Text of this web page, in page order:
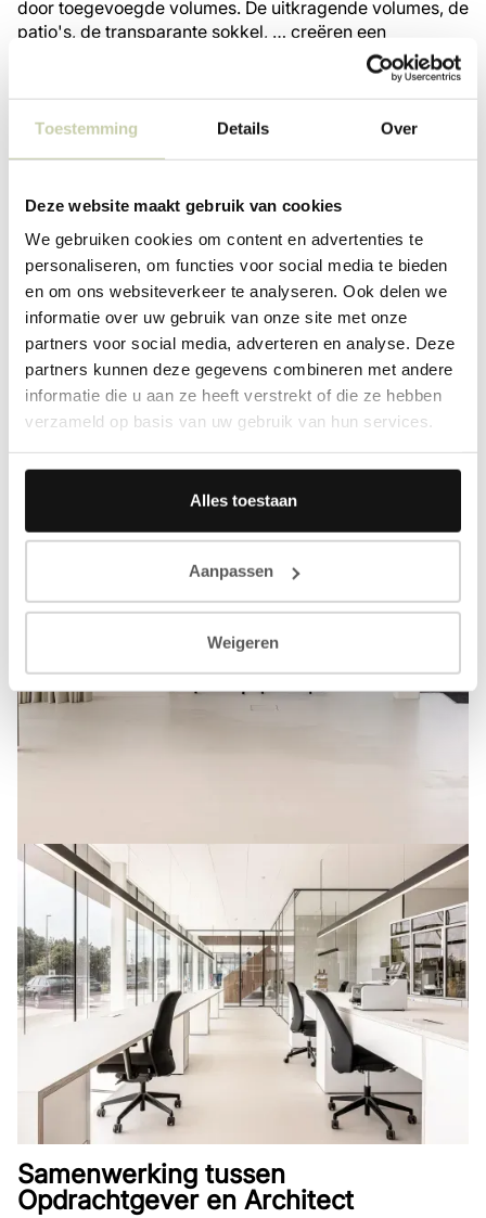
Toestemming Details Over
Deze website maakt gebruik van cookies
We gebruiken cookies om content en advertenties te
personaliseren, om functies voor social media te bieden
en om ons websiteverkeer te analyseren. Ook delen we
informatie over uw gebruik van onze site met onze
partners voor social media, adverteren en analyse. Deze
partners kunnen deze gegevens combineren met andere
informatie die u aan ze heeft verstrekt of die ze hebben
verzameld op basis van uw gebruik van hun services.
Alles toestaan
Aanpassen
Weigeren
door toegevoegde volumes. De uitkragende volumes, de
patio's, de transparante sokkel, … creëren een
dynamisch landmark langs de Ringlaan, waardoor het
Samenwerking tussen
Opdrachtgever en Architect